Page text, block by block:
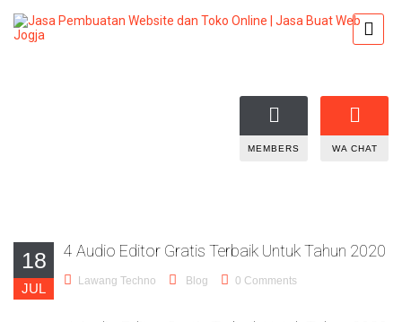
MEMBERS WA CHAT
18
JUL
4 Audio Editor Gratis Terbaik Untuk Tahun 2020
Lawang Techno Blog 0 Comments